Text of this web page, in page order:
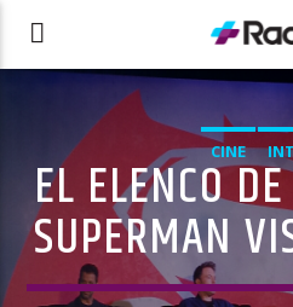
CINE
EL ELENCO
SUPERMAN